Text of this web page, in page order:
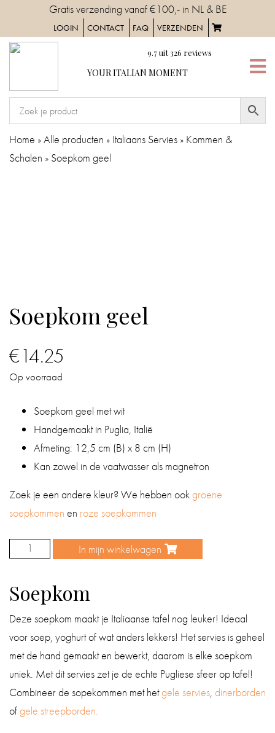
content
Gratis verzending vanaf €100,- in NL & BE
LOGIN CONTACT FAQ VERZENDEN
9.7uit326 reviews
YOUR ITALIAN MOMENT
MOMENT
HOME
SERVIES
DE
BADKAMER
IN
HUIS
CADEAUS
BOEKEN
Home »Alle producten » Italiaans Servies » Kommen &
Schalen » Soepkom geel
Soepkom geel
€14.25
Op voorraad
Soepkom geel met wit
Handgemaakt in Puglia, Italië
Afmeting: 12,5 cm (B) x 8 cm (H)
Kan zowel in de vaatwasser als magnetron
Zoek je een andere kleur? We hebben ookgroene
soepkommen en roze soepkommen
Soepkom In mijn winkelwagen
Soepkom
Deze soepkom maakt je Italiaanse tafel nog leuker! Ideaal
voor soep, yoghurt of wat anders lekkers! Het servies is geheel
met de hand gemaakt en bewerkt, daarom is elke soepkom
uniek. Met dit servies zet je de echte Pugliese sfeer op tafel!
Combineer de sopekommen met hetgele servies, dinerborden
ofgele streepborden.